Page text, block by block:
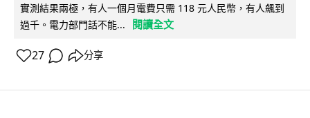
實測結果兩極，有人一個月電費只需 118 元人民幣，有人飆到
過千。電力部門話不能...
閱讀全文
27 分享